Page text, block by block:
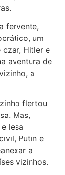
fervente,
um
czar, Hitler e
aventura de
a
flertou
Mas,
lesa
Putin e
a
vizinhos.